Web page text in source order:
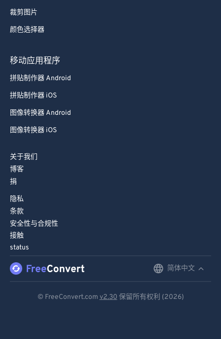
裁剪图片
颜色选择器
移动应用程序
拼贴制作器 Android
拼贴制作器 iOS
图像转换器 Android
图像转换器 iOS
关于我们
博客
捐
隐私
条款
安全性与合规性
接触
status
简体中文
© FreeConvert.com v2.30 保留所有权利 (2026)